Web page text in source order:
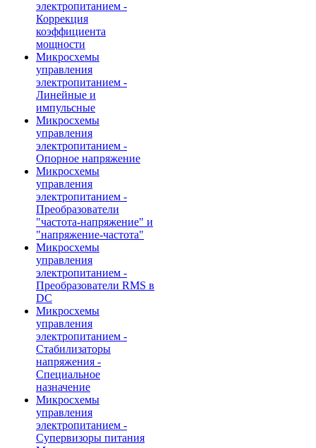
электропитанием -
Коррекция
коэффициента
мощности
Микросхемы
управления
электропитанием -
Линейные и
импульсные
Микросхемы
управления
электропитанием -
Опорное напряжение
Микросхемы
управления
электропитанием -
Преобразователи
"частота-напряжение" и
"напряжение-частота"
Микросхемы
управления
электропитанием -
Преобразователи RMS в
DC
Микросхемы
управления
электропитанием -
Стабилизаторы
напряжения -
Специальное
назначение
Микросхемы
управления
электропитанием -
Супервизоры питания